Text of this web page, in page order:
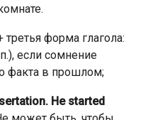
третья форма глагола:
если сомнение
факта в прошлом;
He started